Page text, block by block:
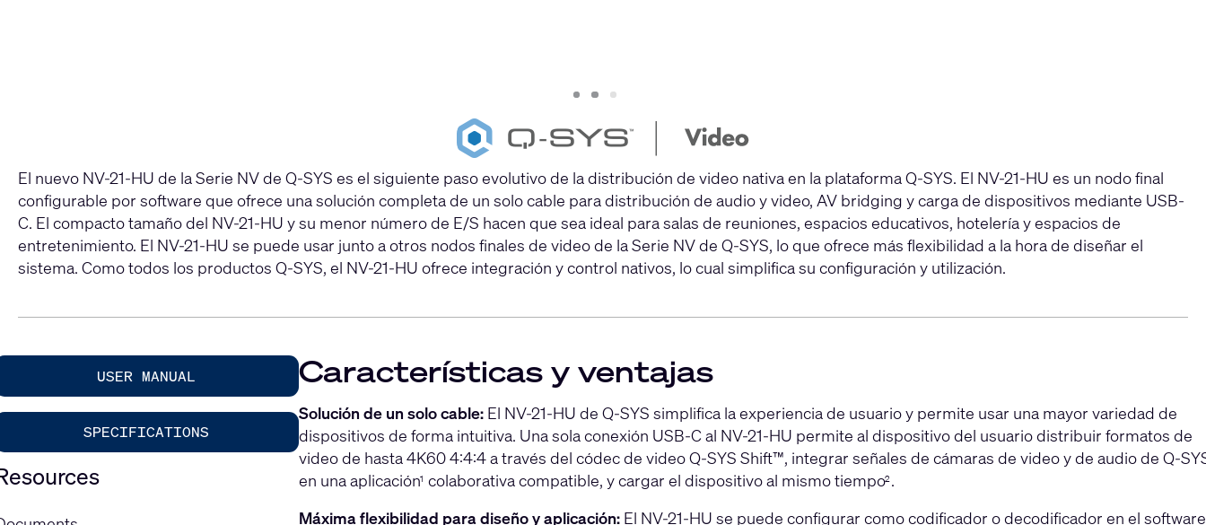
Slide
1 Slide
2 Slide
3
El nuevo NV-21-HU de la Serie NV de Q-SYS es el siguiente paso evolutivo de la distribución de video nativa en la plataforma Q-SYS. El NV-21-HU es un nodo final
configurable por software que ofrece una solución completa de un solo cable para distribución de audio y video, AV bridging y carga de dispositivos mediante USB-
C. El compacto tamaño del NV-21-HU y su menor número de E/S hacen que sea ideal para salas de reuniones, espacios educativos, hotelería y espacios de
entretenimiento. El NV-21-HU se puede usar junto a otros nodos finales de video de la Serie NV de Q-SYS, lo que ofrece más flexibilidad a la hora de diseñar el
sistema. Como todos los productos Q-SYS, el NV-21-HU ofrece integración y control nativos, lo cual simplifica su configuración y utilización.
USER MANUAL
SPECIFICATIONS
Características y ventajas
Solución de un solo cable: El NV-21-HU de Q-SYS simplifica la experiencia de usuario y permite usar una mayor variedad de
dispositivos de forma intuitiva. Una sola conexión USB-C al NV-21-HU permite al dispositivo del usuario distribuir formatos de
video de hasta 4K60 4:4:4 a través del códec de video Q-SYS Shift™, integrar señales de cámaras de video y de audio de Q-
en una aplicación1 colaborativa compatible, y cargar el dispositivo al mismo tiempo2.
Máxima flexibilidad para diseño y aplicación: El NV-21-HU se puede configurar como codificador o decodificador en el software